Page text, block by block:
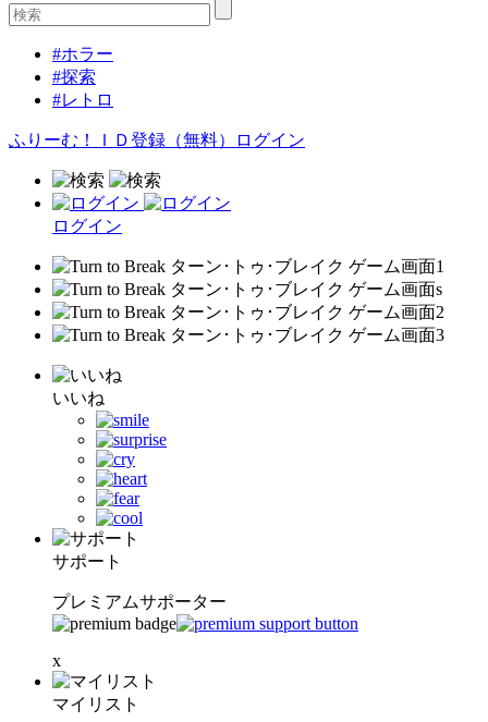
#ホラー
#探索
#レトロ
ふりーむ！ＩＤ登録（無料） ログイン
ログイン
いいね
サポート
プレミアムサポーター
x
マイリスト